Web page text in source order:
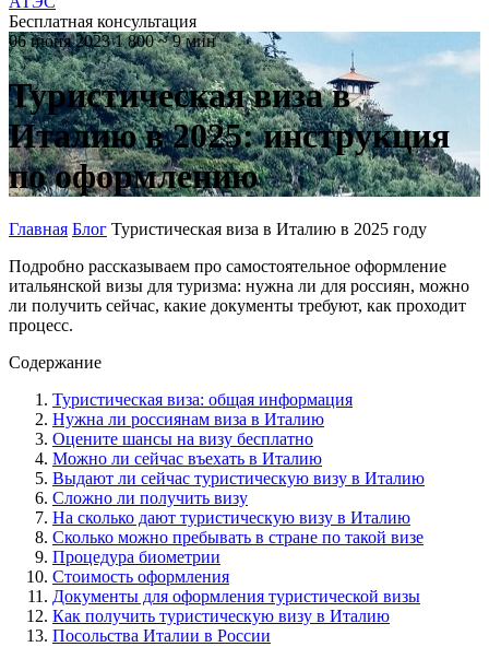
Бесплатная консультация
06 июня 2023 1 800 ~ 9 мин
Туристическая виза в
Италию в 2025: инструкция
по оформлению
Главная Блог Туристическая виза в Италию в 2025 году
Подробно рассказываем про самостоятельное оформление
итальянской визы для туризма: нужна ли для россиян, можно
ли получить сейчас, какие документы требуют, как проходит
процесс.
Содержание
Туристическая виза: общая информация
Нужна ли россиянам виза в Италию
Оцените шансы на визу бесплатно
Можно ли сейчас въехать в Италию
Выдают ли сейчас туристическую визу в Италию
Сложно ли получить визу
На сколько дают туристическую визу в Италию
Сколько можно пребывать в стране по такой визе
Процедура биометрии
Стоимость оформления
Документы для оформления туристической визы
Как получить туристическую визу в Италию
Посольства Италии в России